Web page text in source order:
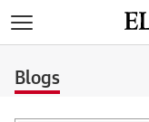
Blogs